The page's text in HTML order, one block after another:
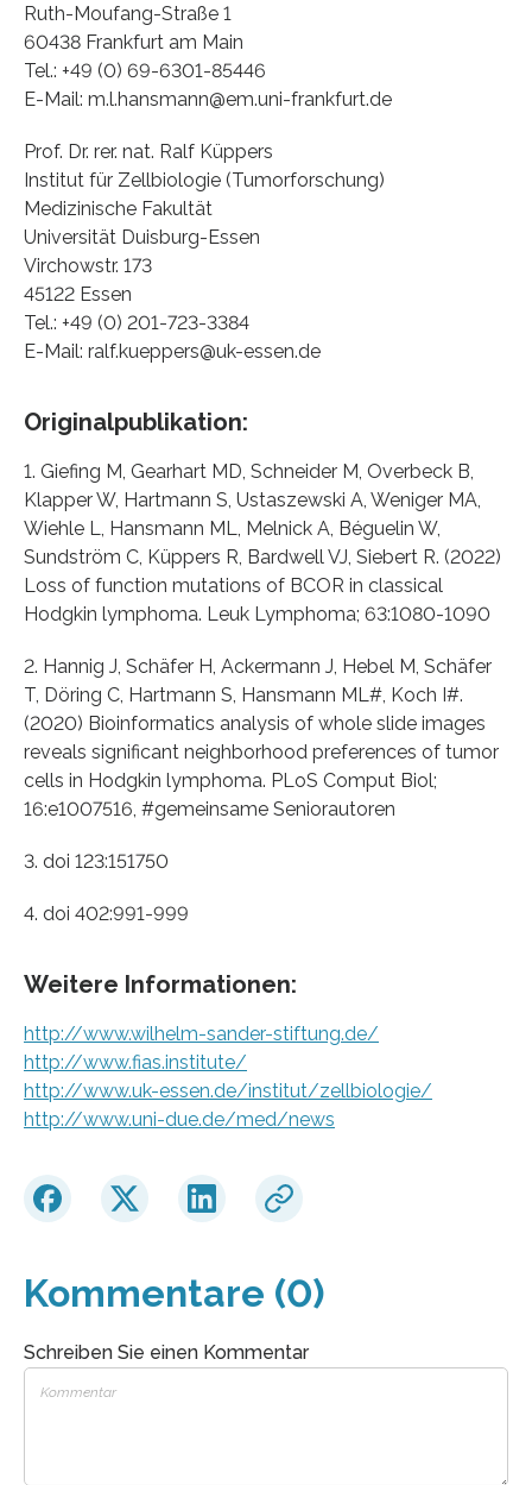
Ruth-Moufang-Straße 1
60438 Frankfurt am Main
Tel.: +49 (0) 69-6301-85446
E-Mail: m.l.hansmann@em.uni-frankfurt.de
Prof. Dr. rer. nat. Ralf Küppers
Institut für Zellbiologie (Tumorforschung)
Medizinische Fakultät
Universität Duisburg-Essen
Virchowstr. 173
45122 Essen
Tel.: +49 (0) 201-723-3384
E-Mail: ralf.kueppers@uk-essen.de
Originalpublikation:
1. Giefing M, Gearhart MD, Schneider M, Overbeck B,
Klapper W, Hartmann S, Ustaszewski A, Weniger MA,
Wiehle L, Hansmann ML, Melnick A, Béguelin W,
Sundström C, Küppers R, Bardwell VJ, Siebert R. (2022)
Loss of function mutations of BCOR in classical
Hodgkin lymphoma. Leuk Lymphoma; 63:1080-1090
2. Hannig J, Schäfer H, Ackermann J, Hebel M, Schäfer
T, Döring C, Hartmann S, Hansmann ML#, Koch I#.
(2020) Bioinformatics analysis of whole slide images
reveals significant neighborhood preferences of tumor
cells in Hodgkin lymphoma. PLoS Comput Biol;
16:e1007516, #gemeinsame Seniorautoren
3. doi 123:151750
4. doi 402:991-999
Weitere Informationen:
http://www.wilhelm-sander-stiftung.de/
http://www.fias.institute/
http://www.uk-essen.de/institut/zellbiologie/
http://www.uni-due.de/med/news
Kommentare (0)
Schreiben Sie einen Kommentar